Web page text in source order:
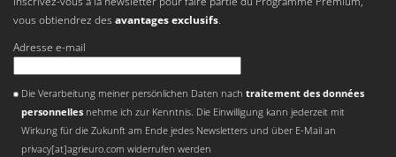
vous obtiendrez des avantages exclusifs.
Adresse e-mail
Die Verarbeitung meiner persönlichen Daten nach traitement des données
personnellesnehme ich zur Kenntnis. Die Einwilligung kann jederzeit mit
Wirkung für die Zukunft am Ende jedes Newsletters und über E-Mail an
privacy[at]agrieuro.com widerrufen werden